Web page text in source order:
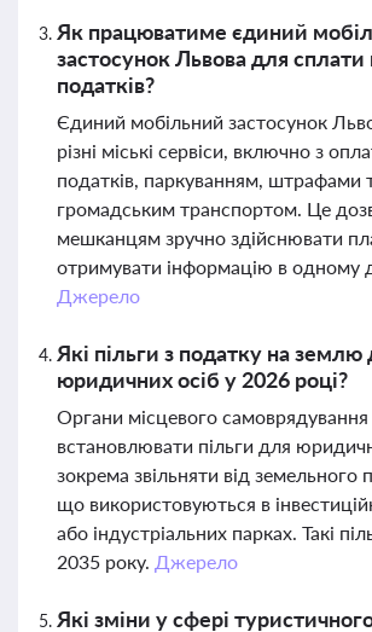
Як працюватиме єдиний
застосунок Львова для сплати
податків?
Єдиний мобільний застосунок
різні міські сервіси, включно з
податків, паркуванням, штрафами
громадським транспортом. Це
мешканцям зручно здійснювати
отримувати інформацію в одному
Джерело
Які пільги з податку на землю
юридичних осіб у 2026 році?
Органи місцевого
встановлювати пільги для
зокрема звільняти від земельного
що використовуються в
або індустріальних парках. Такі
2035 року. Джерело
Які зміни у сфері